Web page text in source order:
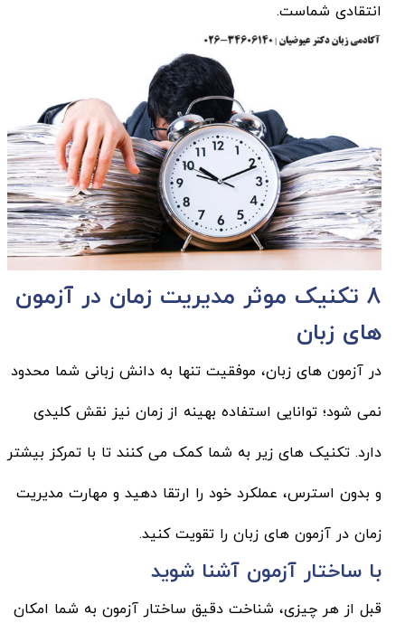
انتقادی شماست.
8 تکنیک موثر مدیریت زمان در آزمون
های زبان
در آزمون های زبان، موفقیت تنها به دانش زبانی شما محدود
نمی شود؛ توانایی استفاده بهینه از زمان نیز نقش کلیدی
دارد. تکنیک های زیر به شما کمک می کنند تا با تمرکز بیشتر
و بدون استرس، عملکرد خود را ارتقا دهید و مهارت مدیریت
زمان در آزمون های زبان را تقویت کنید.
با ساختار آزمون آشنا شوید
قبل از هر چیزی، شناخت دقیق ساختار آزمون به شما امکان